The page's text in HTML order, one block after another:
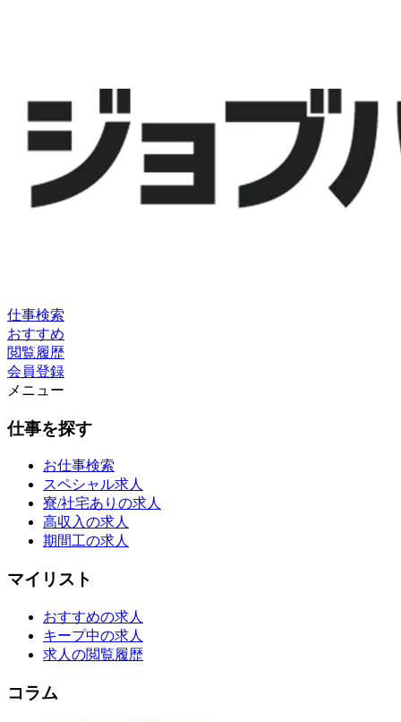
仕事検索
おすすめ
閲覧履歴
会員登録
メニュー
仕事を探す
お仕事検索
スペシャル求人
寮/社宅ありの求人
高収入の求人
期間工の求人
マイリスト
おすすめの求人
キープ中の求人
求人の閲覧履歴
コラム